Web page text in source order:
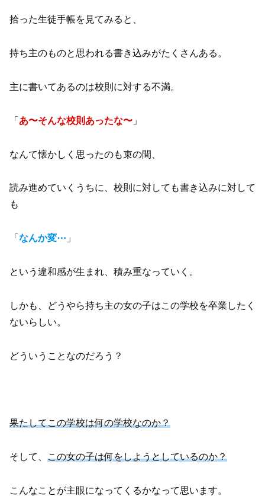
拾った生徒手帳を見てみると、
持ち主のものと思われる書き込みがたくさんある。
主に書いてあるのは校則に対する不満。
「 あ〜そんな校則あったな〜 」
なんて懐かしく思ったのも束の間、
読み進めていくうちに、校則に対しても書き込みに対して
も
「 なんか変⋯ 」
という違和感が生まれ、積み重なっていく。
しかも、どうやら持ち主の女の子はこの学校を卒業したく
ないらしい。
どういうことなのだろう？
果たしてこの学校は何の学校なのか？
そして、 この女の子は何をしようとしているのか？
こんなことが主眼になってくるかなって思います。